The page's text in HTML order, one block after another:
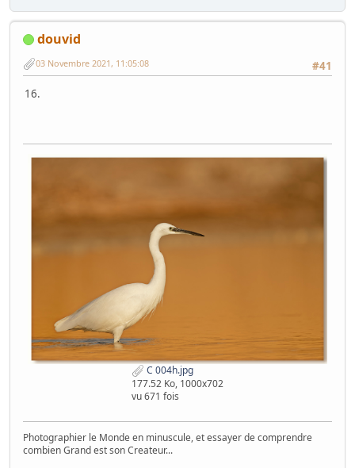
douvid
#41
03 Novembre 2021, 11:05:08
16.
C 004h.jpg
177.52 Ko, 1000x702
vu 671 fois
Photographier le Monde en minuscule, et essayer de comprendre
combien Grand est son Createur...